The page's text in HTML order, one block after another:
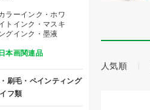
人気順
ラーインク・ホワ
トインク・マスキ
グインク・墨液
日本画関連品
刷毛・ペインティング
フ類